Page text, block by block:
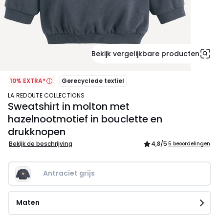
Bekijk vergelijkbare producten
10% EXTRA*
Gerecyclede textiel
LA REDOUTE COLLECTIONS
Sweatshirt in molton met
hazelnootmotief in bouclette en
drukknopen
Bekijk de beschrijving 4,8/5 5 beoordelingen
Antraciet grijs
Maten